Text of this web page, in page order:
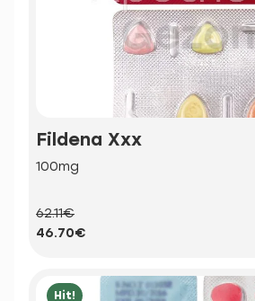
Fildena Xxx
100mg
62.11€
46.70€
Hit!